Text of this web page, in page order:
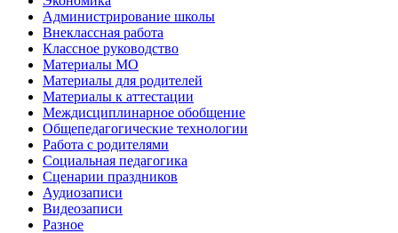
Администрирование школы
Внеклассная работа
Классное руководство
Материалы МО
Материалы для родителей
Материалы к аттестации
Междисциплинарное обобщение
Общепедагогические технологии
Работа с родителями
Социальная педагогика
Сценарии праздников
Аудиозаписи
Видеозаписи
Разное